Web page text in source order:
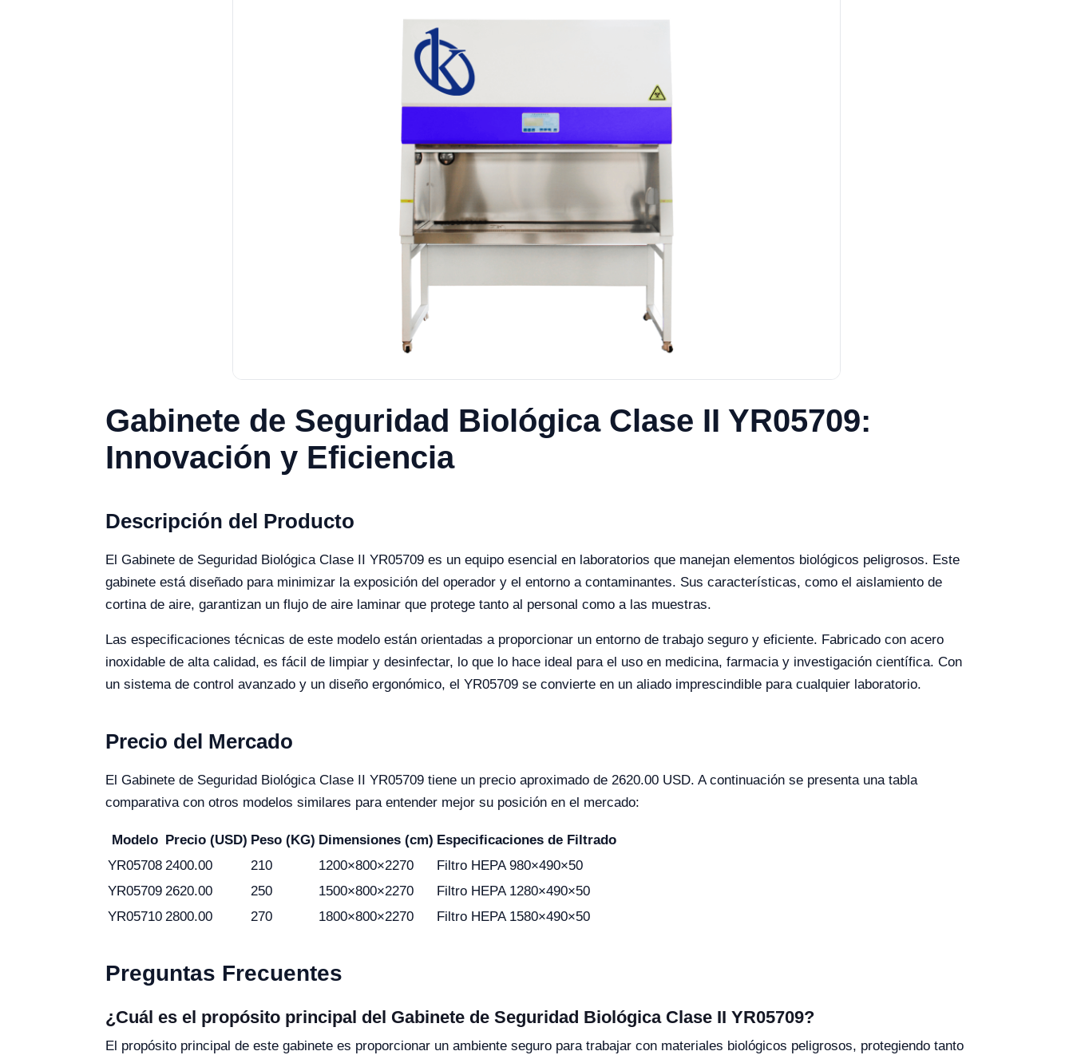
Gabinete de Seguridad Biológica Clase II YR05709:
Innovación y Eficiencia
Descripción del Producto
El Gabinete de Seguridad Biológica Clase II YR05709 es un equipo esencial en laboratorios que manejan elementos biológicos peligrosos. Este
gabinete está diseñado para minimizar la exposición del operador y el entorno a contaminantes. Sus características, como el aislamiento de
cortina de aire, garantizan un flujo de aire laminar que protege tanto al personal como a las muestras.
Las especificaciones técnicas de este modelo están orientadas a proporcionar un entorno de trabajo seguro y eficiente. Fabricado con acero
inoxidable de alta calidad, es fácil de limpiar y desinfectar, lo que lo hace ideal para el uso en medicina, farmacia y investigación científica. Con
un sistema de control avanzado y un diseño ergonómico, el YR05709 se convierte en un aliado imprescindible para cualquier laboratorio.
Precio del Mercado
El Gabinete de Seguridad Biológica Clase II YR05709 tiene un precio aproximado de 2620.00 USD. A continuación se presenta una tabla
comparativa con otros modelos similares para entender mejor su posición en el mercado:
Modelo Precio (USD) Peso (KG) Dimensiones (cm) Especificaciones de Filtrado
YR05708 2400.00 210 1200×800×2270
Filtro HEPA 980×490×50
YR05709 2620.00 250 1500×800×2270
Filtro HEPA 1280×490×50
YR05710 2800.00 270 1800×800×2270 Filtro HEPA 1580×490×50
Preguntas Frecuentes
¿Cuál es el propósito principal del Gabinete de Seguridad Biológica Clase II YR05709?
El propósito principal de este gabinete es proporcionar un ambiente seguro para trabajar con materiales biológicos peligrosos, protegiendo tanto